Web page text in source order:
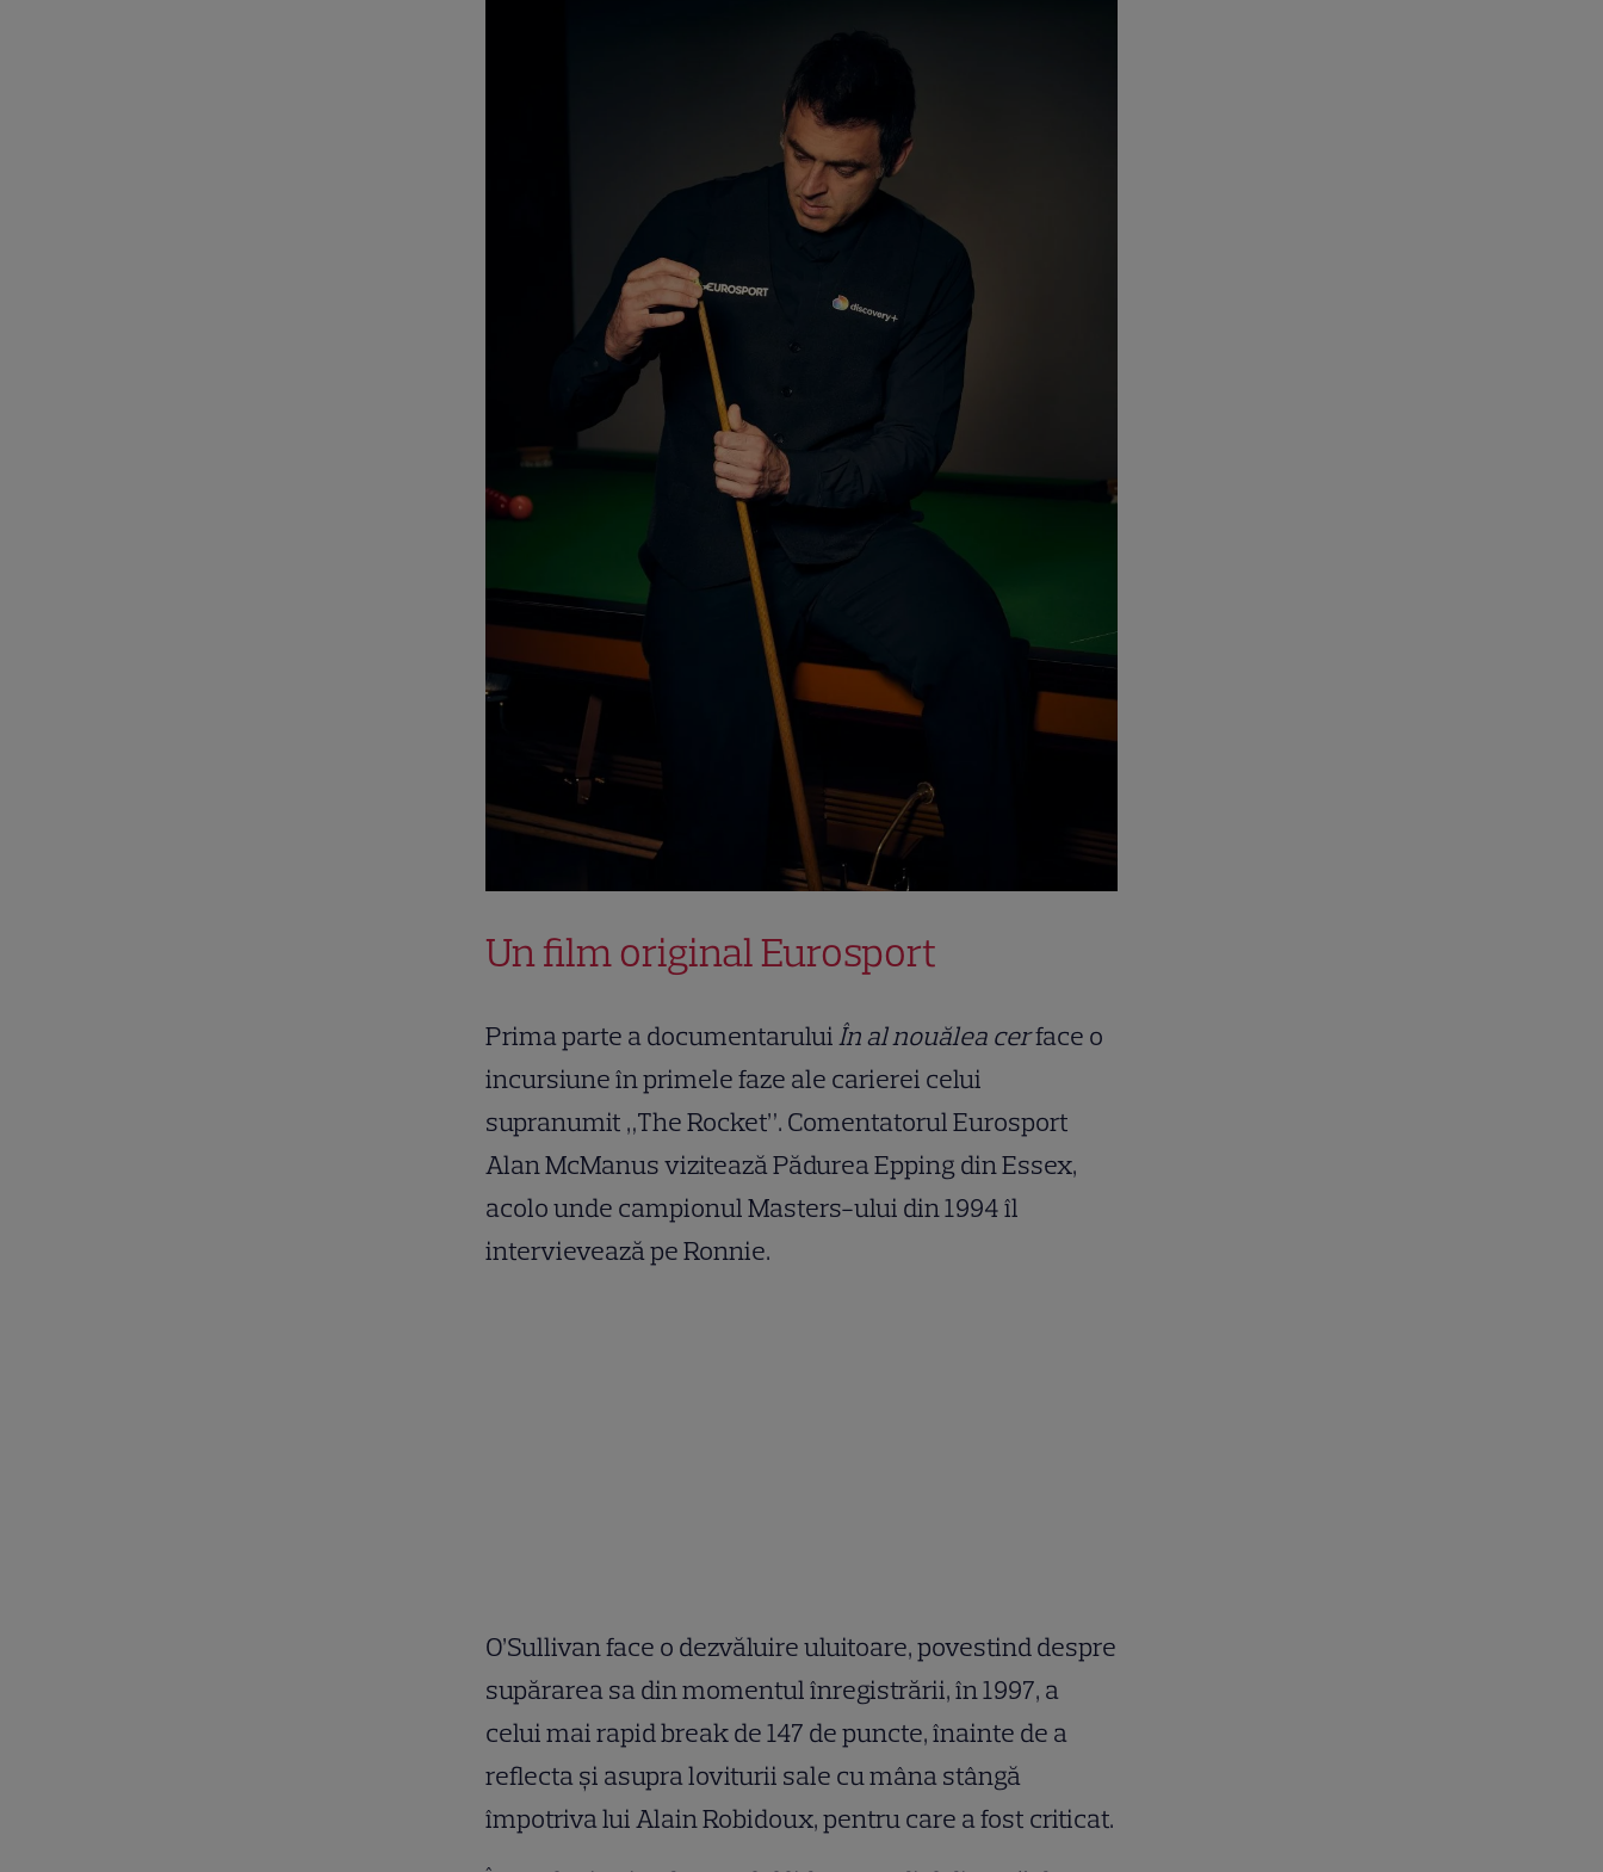
Un film original Eurosport
Prima parte a documentaruluiÎn al nouălea cerface o
incursiune în primele faze ale carierei celui
supranumit „The Rocket”. Comentatorul Eurosport
Alan McManus vizitează Pădurea Epping din Essex,
acolo unde campionul Masters-ului din 1994 îl
intervievează pe Ronnie.
O’Sullivan face o dezvăluire uluitoare, povestind despre
supărarea sa din momentul înregistrării, în 1997, a
celui mai rapid break de 147 de puncte, înainte de a
reflecta și asupra loviturii sale cu mâna stângă
împotriva lui Alain Robidoux, pentru care a fost criticat.